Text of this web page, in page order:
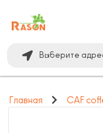
Выберите
Главная CAF